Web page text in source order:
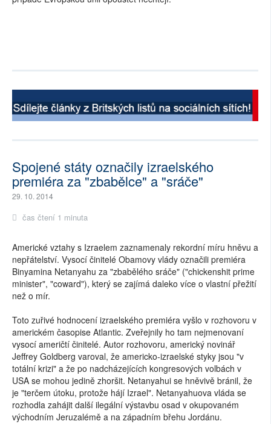
Spojené státy označily izraelského
premiéra za "zbabělce" a "sráče"
29. 10. 2014
čas čtení 1 minuta
Americké vztahy s Izraelem zaznamenaly rekordní míru hněvu a
nepřátelství. Vysocí činitelé Obamovy vlády označili premiéra
Binyamina Netanyahu za "zbabělého sráče" ("chickenshit prime
minister", "coward"), který se zajímá daleko více o vlastní přežití
než o mír.
Toto zuřivé hodnocení izraelského premiéra vyšlo v rozhovoru v
americkém časopise Atlantic. Zveřejnily ho tam nejmenovaní
vysocí američtí činitelé. Autor rozhovoru, americký novinář
Jeffrey Goldberg varoval, že americko-izraelské styky jsou "v
totální krizi" a že po nadcházejících kongresových volbách v
USA se mohou jedině zhoršit. Netanyahui se hněvivě bránil, že
je "terčem útoku, protože hájí Izrael". Netanyahuova vláda se
rozhodla zahájit další ilegální výstavbu osad v okupovaném
východním Jeruzalémě a na západním břehu Jordánu.